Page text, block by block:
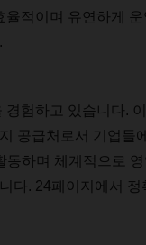
율적이며 유연하게 운
.
경험하고 있습니다. 이
공급처로서 기업들
동하며 체계적으로
다. 24페이지에서 정